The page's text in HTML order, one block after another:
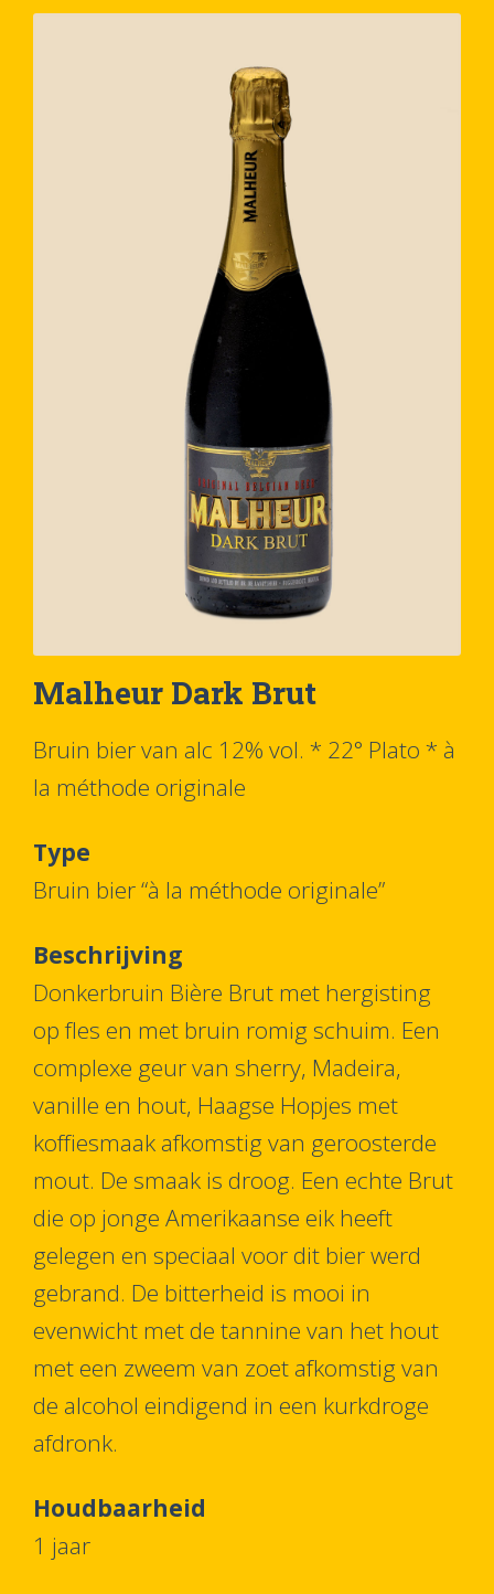
Malheur Dark Brut
Bruin bier van alc 12% vol. * 22° Plato * à
la méthode originale
Type
Bruin bier “à la méthode originale”
Beschrijving
Donkerbruin Bière Brut met hergisting
op fles en met bruin romig schuim. Een
complexe geur van sherry, Madeira,
vanille en hout, Haagse Hopjes met
koffiesmaak afkomstig van geroosterde
mout. De smaak is droog. Een echte Brut
die op jonge Amerikaanse eik heeft
gelegen en speciaal voor dit bier werd
gebrand. De bitterheid is mooi in
evenwicht met de tannine van het hout
met een zweem van zoet afkomstig van
de alcohol eindigend in een kurkdroge
afdronk.
Houdbaarheid
1 jaar